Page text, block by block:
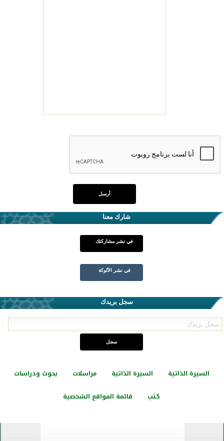
شارك معنا
في نشر مشاركتك
في نشر الألوكة
سجل بريدك
السيرة الذاتية السيرة الذاتية مراسلات بحوث ودراسات
كتب قائمة المواقع الشخصية